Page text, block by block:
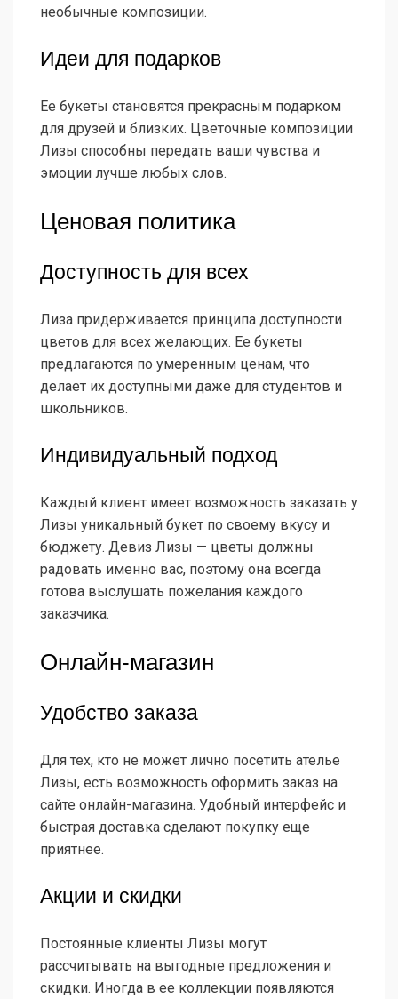
необычные композиции.
Идеи для подарков
Ее букеты становятся прекрасным подарком
для друзей и близких. Цветочные композиции
Лизы способны передать ваши чувства и
эмоции лучше любых слов.
Ценовая политика
Доступность для всех
Лиза придерживается принципа доступности
цветов для всех желающих. Ее букеты
предлагаются по умеренным ценам, что
делает их доступными даже для студентов и
школьников.
Индивидуальный подход
Каждый клиент имеет возможность заказать у
Лизы уникальный букет по своему вкусу и
бюджету. Девиз Лизы — цветы должны
радовать именно вас, поэтому она всегда
готова выслушать пожелания каждого
заказчика.
Онлайн-магазин
Удобство заказа
Для тех, кто не может лично посетить ателье
Лизы, есть возможность оформить заказ на
сайте онлайн-магазина. Удобный интерфейс и
быстрая доставка сделают покупку еще
приятнее.
Акции и скидки
Постоянные клиенты Лизы могут
рассчитывать на выгодные предложения и
скидки. Иногда в ее коллекции появляются